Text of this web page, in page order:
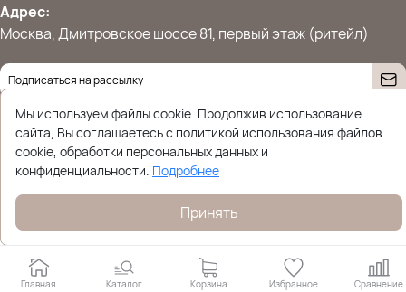
Адрес:
Москва, Дмитровское шоссе 81, первый этаж (ритейл)
© 2026 Ettoplus.ru — Все права защищены.
Политика конфиденциальности
Главная Каталог Корзина Избранное Сравнение
Мы используем файлы cookie. Продолжив использование
сайта, Вы соглашаетесь с политикой использования файлов
cookie, обработки персональных данных и
конфиденциальности. Подробнее
Принять